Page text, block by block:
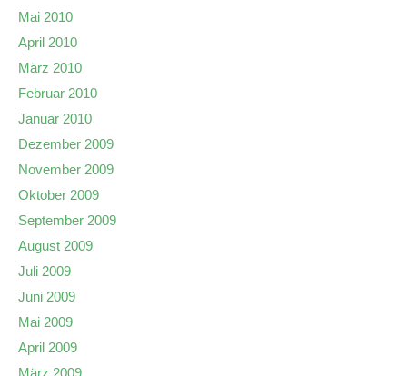
Mai 2010
April 2010
März 2010
Februar 2010
Januar 2010
Dezember 2009
November 2009
Oktober 2009
September 2009
August 2009
Juli 2009
Juni 2009
Mai 2009
April 2009
März 2009